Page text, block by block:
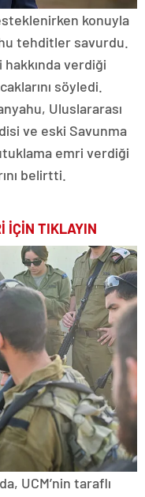
konuyla
tehditler savurdu.
hakkında verdiği
söyledi.
Uluslararası
ve eski Savunma
emri verdiği
belirtti.
İÇİN TIKLAYIN
UCM’nin taraflı